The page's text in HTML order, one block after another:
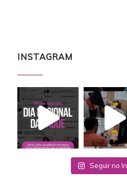
INSTAGRAM
Seguir no